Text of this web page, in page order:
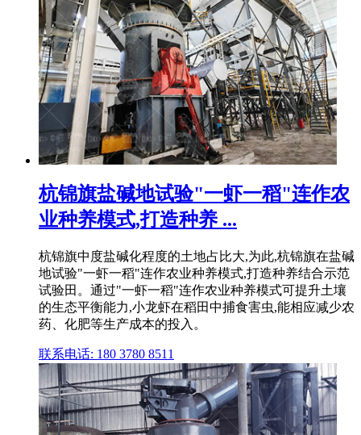
杭锦旗盐碱地试验"一虾一稻"连作农
业种养模式,打造种养 ...
杭锦旗中度盐碱化程度的土地占比大,为此,杭锦旗在盐碱
地试验"一虾一稻"连作农业种养模式,打造种养结合示范
试验田。通过"一虾一稻"连作农业种养模式可提升土壤
的生态平衡能力,小龙虾在稻田中捕食害虫,能相应减少农
药、化肥等生产成本的投入。
联系电话: 180 3780 8511